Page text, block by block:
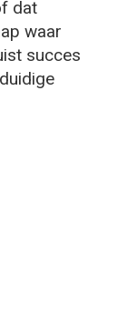
dat
waar
succes